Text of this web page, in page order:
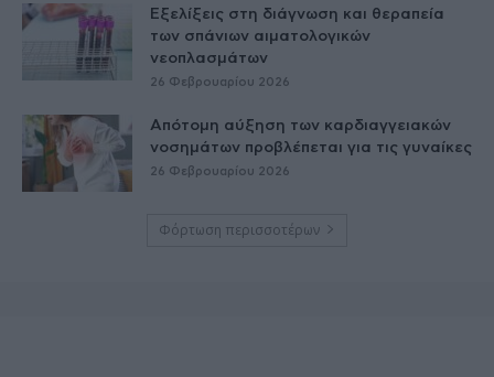
Εξελίξεις στη διάγνωση και θεραπεία
των σπάνιων αιματολογικών
νεοπλασμάτων
26 Φεβρουαρίου 2026
Απότομη αύξηση των καρδιαγγειακών
νοσημάτων προβλέπεται για τις γυναίκες
26 Φεβρουαρίου 2026
Φόρτωση περισσοτέρων